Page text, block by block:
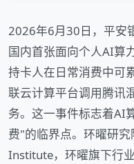
2026年6月30日，平安
国内首张面向个人AI算
持卡人在日常消费中可
联云计算平台调用腾讯
务。这一事件标志着AI
费"的临界点。环曜研
Institute，环曜旗下行